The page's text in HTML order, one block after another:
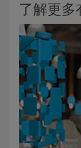
了解更多